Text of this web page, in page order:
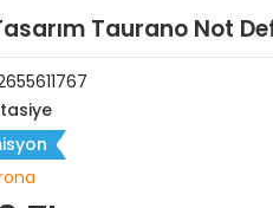
Taurano Not